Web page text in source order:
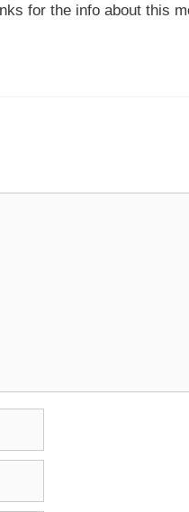
for the info about this